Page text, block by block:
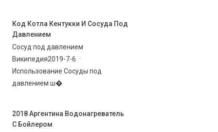
Код Котла Кентукки И Сосуда Под
Давлением
Сосуд под давлением
Википедия2019-7-6 ·
Использование Сосуды под
давлением ш�
2018 Аргентина Водонагреватель
С Бойлером